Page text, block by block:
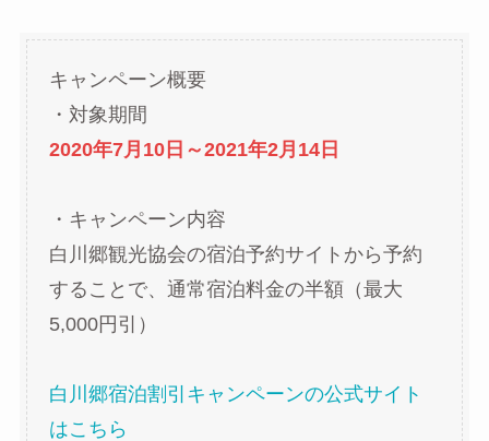
キャンペーン概要
・対象期間
2020年7月10日～2021年2月14日
・キャンペーン内容
白川郷観光協会の宿泊予約サイトから予約
することで、通常宿泊料金の半額（最大
5,000円引）
白川郷宿泊割引キャンペーンの公式サイト
はこちら